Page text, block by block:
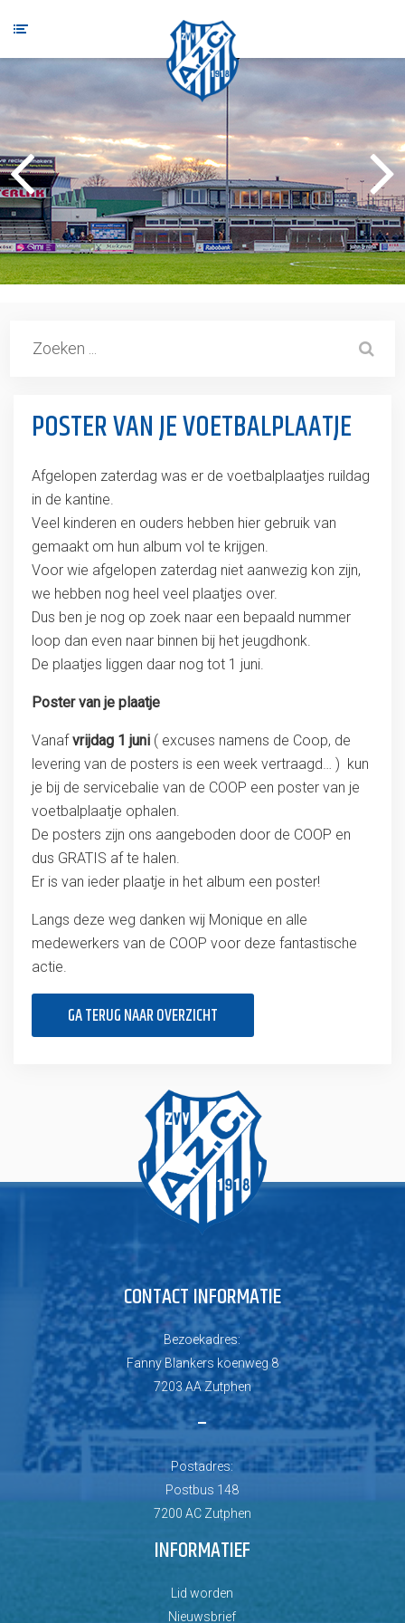
POSTER VAN JE VOETBALPLAATJE
Afgelopen zaterdag was er de voetbalplaatjes ruildag
in de kantine.
Veel kinderen en ouders hebben hier gebruik van
gemaakt om hun album vol te krijgen.
Voor wie afgelopen zaterdag niet aanwezig kon zijn,
we hebben nog heel veel plaatjes over.
Dus ben je nog op zoek naar een bepaald nummer
loop dan even naar binnen bij het jeugdhonk.
De plaatjes liggen daar nog tot 1 juni.
Poster van je plaatje
Vanafvrijdag 1 juni( excuses namens de Coop, de
levering van de posters is een week vertraagd… ) kun
je bij de servicebalie van de COOP een poster van je
voetbalplaatje ophalen.
De posters zijn ons aangeboden door de COOP en
dus GRATIS af te halen.
Er is van ieder plaatje in het album een poster!
Langs deze weg danken wij Monique en alle
medewerkers van de COOP voor deze fantastische
actie.
GA TERUG NAAR OVERZICHT
CONTACT INFORMATIE
Bezoekadres:
Fanny Blankers koenweg 8
7203 AA Zutphen
–
Postadres:
Postbus 148
7200 AC Zutphen
INFORMATIEF
Lid worden
Nieuwsbrief